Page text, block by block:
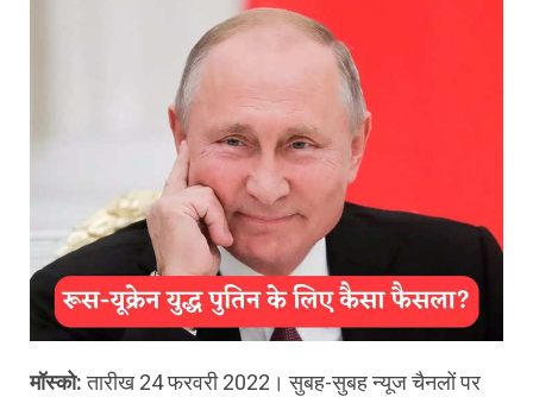
मॉस्को:तारीख 24 फरवरी 2022। सुबह-सुबह न्यूज चैनलों पर